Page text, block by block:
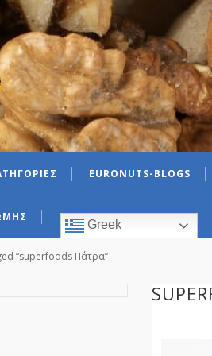
EURONUTS-BLOGS
Greek
“superfoods Πάτρα”